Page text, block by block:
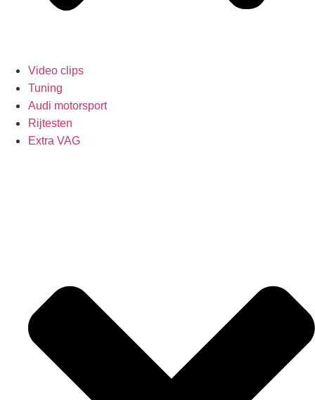
Video clips
Tuning
Audi motorsport
Rijtesten
Extra VAG